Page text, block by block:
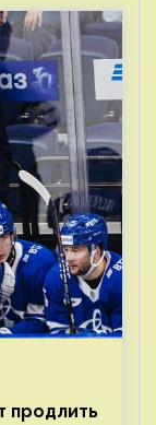
продлить